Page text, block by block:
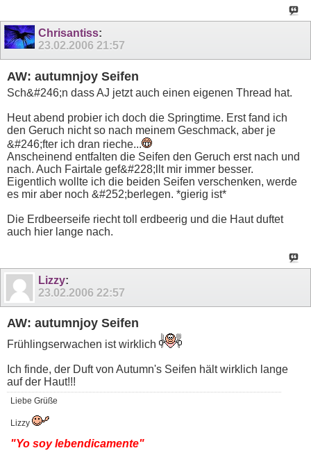
Chrisantiss:
23.02.2006 21:57
AW: autumnjoy Seifen
Sch&#246;n dass AJ jetzt auch einen eigenen Thread hat.
Heut abend probier ich doch die Springtime. Erst fand ich
den Geruch nicht so nach meinem Geschmack, aber je
&#246;fter ich dran rieche...
Anscheinend entfalten die Seifen den Geruch erst nach und
nach. Auch Fairtale gef&#228;llt mir immer besser.
Eigentlich wollte ich die beiden Seifen verschenken, werde
es mir aber noch &#252;berlegen. *gierig ist*
Die Erdbeerseife riecht toll erdbeerig und die Haut duftet
auch hier lange nach.
Lizzy:
23.02.2006 22:57
AW: autumnjoy Seifen
Frühlingserwachen ist wirklich
Ich finde, der Duft von Autumn's Seifen hält wirklich lange
auf der Haut!!!
Liebe Grüße
Lizzy
"Yo soy lebendicamente"